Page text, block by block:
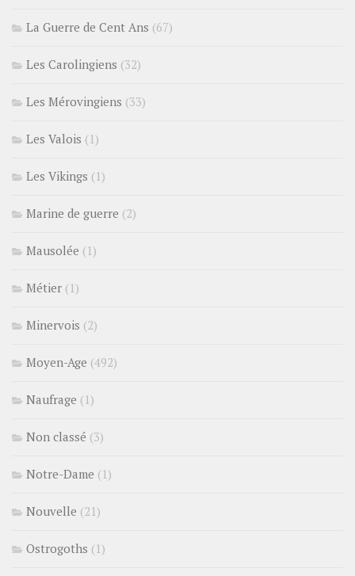
La Guerre de Cent Ans (67)
Les Carolingiens (32)
Les Mérovingiens (33)
Les Valois (1)
Les Vikings (1)
Marine de guerre (2)
Mausolée (1)
Métier (1)
Minervois (2)
Moyen-Age (492)
Naufrage (1)
Non classé (3)
Notre-Dame (1)
Nouvelle (21)
Ostrogoths (1)